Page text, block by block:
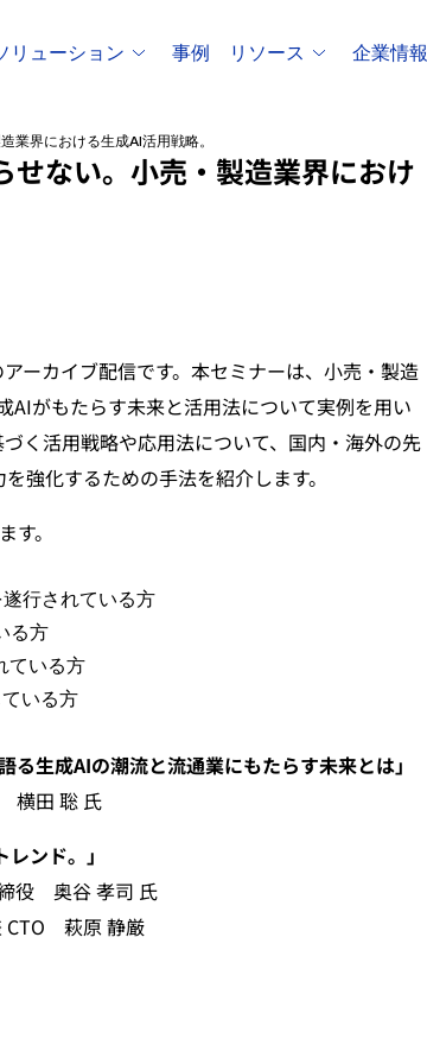
リューション 事例 リソース 企業情報
業界における生成AI活用戦略。
せない。小売・製造業界におけ
ーカイブ配信です。本セミナーは、小売・製造
AIがもたらす未来と活用法について実例を用い
く活用戦略や応用法について、国内・海外の先
強化するための手法を紹介します。
。
行されている方
る方
ている方
いる方
生成AIの潮流と流通業にもたらす未来とは」
横田 聡 氏
ンド。」
役　奥谷 孝司 氏
CTO　萩原 静厳